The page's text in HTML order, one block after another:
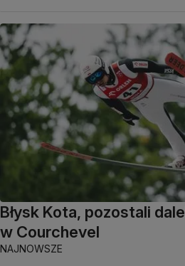
Błysk Kota, pozostali
w Courchevel
NAJNOWSZE